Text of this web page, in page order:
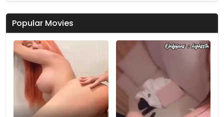
Popular Movies